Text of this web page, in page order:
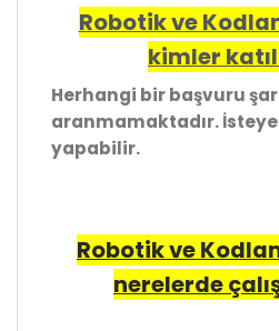
Robotik ve
kimler
Herhangi bir başvuru
aranmamaktadır.
yapabilir.
Robotik ve
nerelerde